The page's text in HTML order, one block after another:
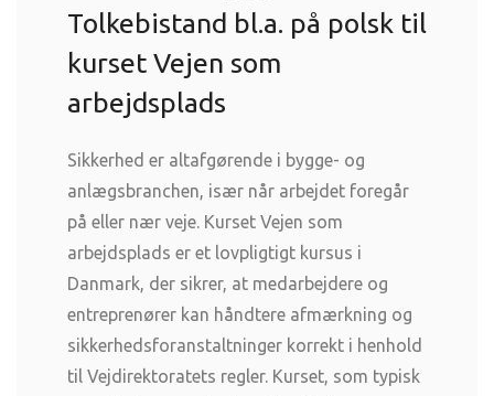
Tolkebistand bl.a. på polsk til
kurset Vejen som
arbejdsplads
Sikkerhed er altafgørende i bygge- og
anlægsbranchen, især når arbejdet foregår
på eller nær veje. Kurset Vejen som
arbejdsplads er et lovpligtigt kursus i
Danmark, der sikrer, at medarbejdere og
entreprenører kan håndtere afmærkning og
sikkerhedsforanstaltninger korrekt i henhold
til Vejdirektoratets regler. Kurset, som typisk